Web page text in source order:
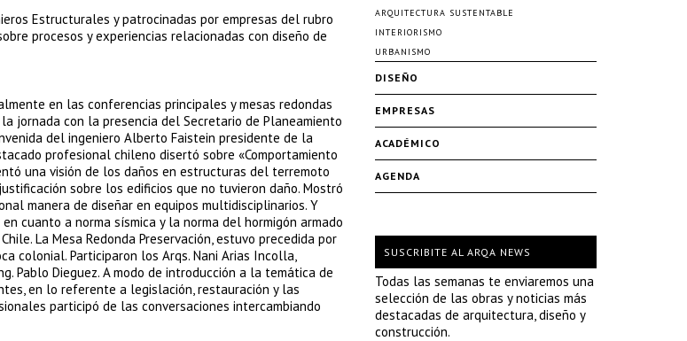
Estructurales y patrocinadas por empresas del rubro
procesos y experiencias relacionadas con diseño de
en las conferencias principales y mesas redondas
jornada con la presencia del Secretario de Planeamiento
del ingeniero Alberto Faistein presidente de la
profesional chileno disertó sobre «Comportamiento
una visión de los daños en estructuras del terremoto
sobre los edificios que no tuvieron daño. Mostró
manera de diseñar en equipos multidisciplinarios. Y
cuanto a norma sísmica y la norma del hormigón armado
La Mesa Redonda Preservación, estuvo precedida por
colonial. Participaron los Arqs. Nani Arias Incolla,
Pablo Dieguez. A modo de introducción a la temática de
en lo referente a legislación, restauración y las
participó de las conversaciones intercambiando
ARQUITECTURA SUSTENTABLE
INTERIORISMO
URBANISMO
DISEÑO
EMPRESAS
ACADÉMICO
AGENDA
SUSCRIBITE AL ARQA NEWS
Todas las semanas te enviaremos una
selección de las obras y noticias más
destacadas de arquitectura, diseño y
construcción.